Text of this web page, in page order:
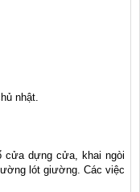
nhật.
cửa dựng cửa, khai ngòi
lót giường. Các việc